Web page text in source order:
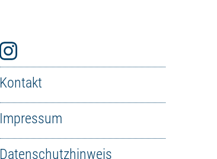
Kontakt
Impressum
Datenschutzhinweis